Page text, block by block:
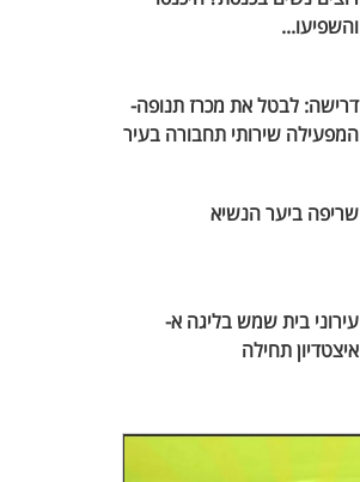
והשפיעו...
דרישה: לבטל את מכרז תנופה-
המפעילה שירותי תחבורה בעיר
שריפה ביער הנשיא
עירוני בית שמש בליגה א-
איצטדיון תחילה